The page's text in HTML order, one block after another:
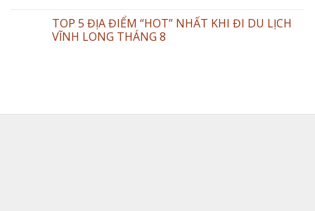
TOP 5 ĐỊA ĐIỂM “HOT” NHẤT KHI ĐI DU LỊCH
VĨNH LONG THÁNG 8